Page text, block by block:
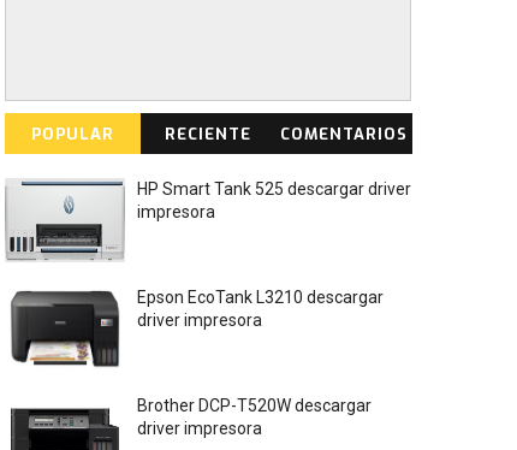
POPULAR RECIENTE COMENTARIOS
HP Smart Tank 525 descargar driver
impresora
Epson EcoTank L3210 descargar
driver impresora
Brother DCP-T520W descargar
driver impresora